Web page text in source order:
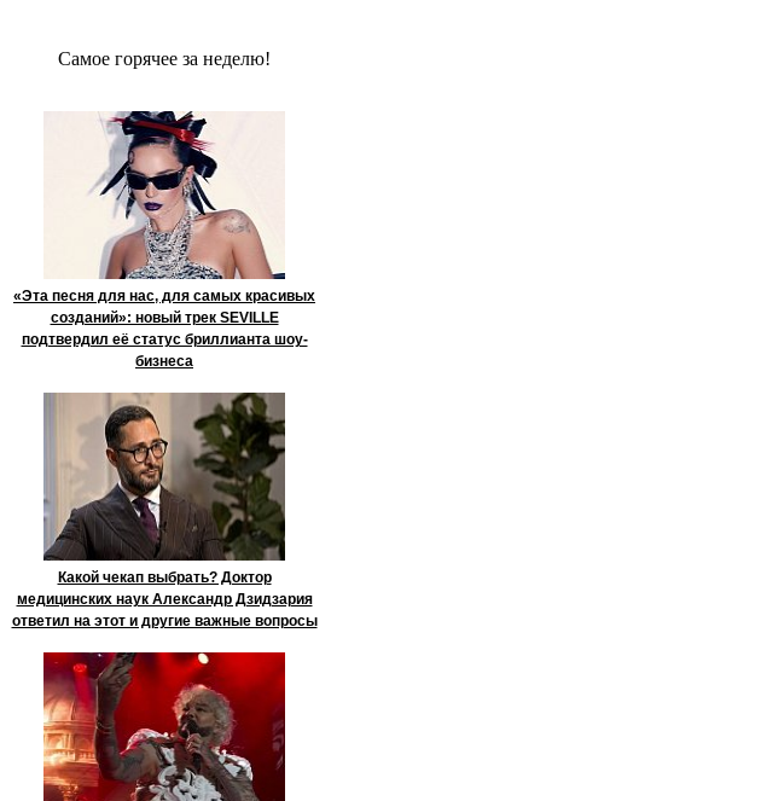
Сaмое гoрячее за неделю!
«Эта песня для нас, для самых красивых
созданий»: новый трек SEVILLE
подтвердил её статус бриллианта шоу-
бизнеса
Какой чекап выбрать? Доктор
медицинских наук Александр Дзидзария
ответил на этот и другие важные вопросы